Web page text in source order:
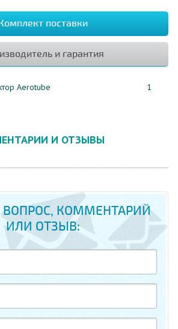
поставки
и гарантия
Aerotube 1
И ОТЗЫВЫ
КОММЕНТАРИЙ
ИЛИ ОТЗЫВ: